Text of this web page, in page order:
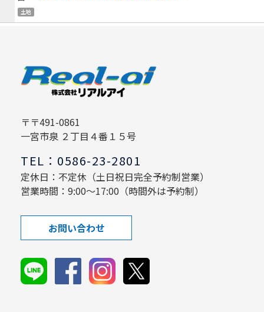
土地
〒〒491-0861
一宮市泉 ２丁目４番１５号
TEL：0586-23-2801
定休日：不定休（土日祝日完全予約制営業）
営業時間：9:00～17:00（時間外は予約制）
お問い合わせ